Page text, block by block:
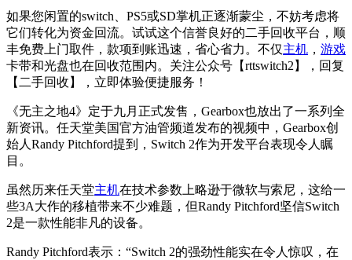
如果您闲置的switch、PS5或SD掌机正逐渐蒙尘，不妨考虑将
它们转化为资金回流。试试这个信誉良好的二手回收平台，顺
丰免费上门取件，款项到账迅速，省心省力。不仅主机 ， 游戏
卡带和光盘也在回收范围内。关注公众号【rttswitch2】，回复
【二手回收】，立即体验便捷服务！
《无主之地4》定于九月正式发售，Gearbox也放出了一系列全
新资讯。任天堂美国官方油管频道发布的视频中，Gearbox创
始人Randy Pitchford提到，Switch 2作为开发平台表现令人瞩
目。
虽然历来任天堂主机在技术参数上略逊于微软与索尼，这给一
些3A大作的移植带来不少难题，但Randy Pitchford坚信Switch
2是一款性能非凡的设备。
Randy Pitchford表示：“Switch 2的强劲性能实在令人惊叹，在